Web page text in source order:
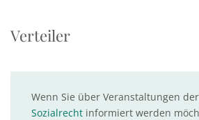
Verteiler
Wenn Sie über Veranstaltungen der
Sozialrecht informiert werden